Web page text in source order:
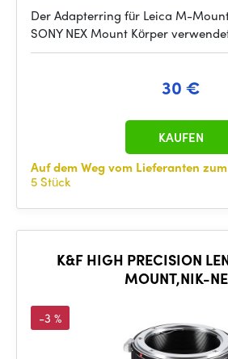
Der Adapterring für Leica M-
SONY NEX Mount Körper
30 €
Auf dem Weg vom Lieferanten
5 Stück
KAUFEN
K&F HIGH PRECISION
MOUNT,NIK-
-3 %